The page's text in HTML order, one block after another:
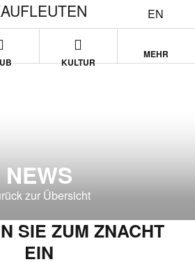
EN
KULTUR
MEHR
NEWS
zur Übersicht
SIE ZUM ZNACHT
EIN